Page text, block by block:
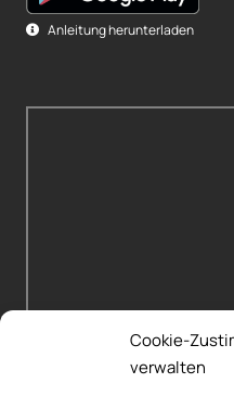
Cookie-
verwalten
Anleitung herunterladen